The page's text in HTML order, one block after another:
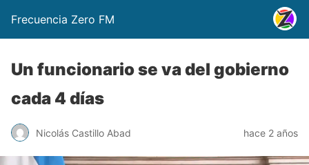
Frecuencia Zero FM
Un funcionario se va del gobierno
cada 4 días
Nicolás Castillo Abad hace 2 años